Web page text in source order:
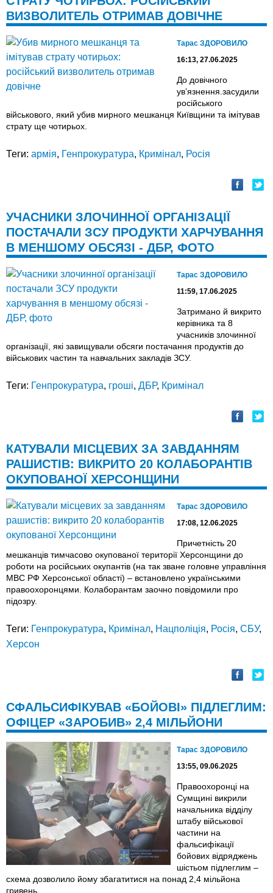
ВИЗВОЛИТЕЛЬ ОТРИМАВ ДОВІЧНЕ
Тарас ЗДОРОВИЛО
16:13, 27.06.2025
До довічного
увʼязнення.засудили
російського
військового, який убив мирного мешканця Київщини та імітував
страту ще чотирьох.
Теги: армія, Генпрокуратура, Кримінал, Росія
УЧАСНИКИ ЗЛОЧИННОЇ ОРГАНІЗАЦІЇ
ПОСТАЧАЛИ ЗСУ ПРОДУКТИ ХАРЧУВАННЯ
В МЕНШОМУ ОБСЯЗІ - ДБР, ФОТО
Тарас ЗДОРОВИЛО
11:59, 17.06.2025
Затримано й викрито
керівника та 8
учасників злочинної
організації, які завищували обсяги постачання продуктів до
військових частин та навчальних закладів ЗСУ.
Теги: Генпрокуратура, гроші, ДБР, Кримінал
КАТУВАЛИ МІСЦЕВИХ ЗА ЗАВДАННЯМ
РАШИСТІВ: ВИКРИТО 20 КОЛАБОРАНТІВ
ОКУПОВАНОЇ ХЕРСОНЩИНИ
Тарас ЗДОРОВИЛО
17:08, 12.06.2025
Причетність 20
мешканців тимчасово окупованої території Херсонщини до
роботи на російських окупантів (на так зване головне управління
МВС РФ Херсонської області) – встановлено українськими
правоохоронцями. Колаборантам заочно повідомили про
підозру.
Теги: Генпрокуратура, Кримінал, Нацполіція, Росія, СБУ,
Херсон
СФАЛЬСИФІКУВАВ «БОЙОВІ» ПІДЛЕГЛИМ:
ОФІЦЕР «ЗАРОБИВ» 2,4 МІЛЬЙОНИ
Тарас ЗДОРОВИЛО
13:55, 09.06.2025
Правоохоронці на
Сумщині викрили
начальника відділу
штабу військової
частини на
фальсифікації
бойових відряджень
шістьом підлеглим –
схема дозволило йому збагатитися на понад 2,4 мільйона
гривень.